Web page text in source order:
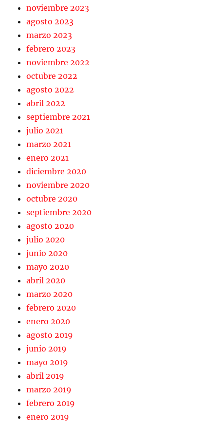
noviembre 2023
agosto 2023
marzo 2023
febrero 2023
noviembre 2022
octubre 2022
agosto 2022
abril 2022
septiembre 2021
julio 2021
marzo 2021
enero 2021
diciembre 2020
noviembre 2020
octubre 2020
septiembre 2020
agosto 2020
julio 2020
junio 2020
mayo 2020
abril 2020
marzo 2020
febrero 2020
enero 2020
agosto 2019
junio 2019
mayo 2019
abril 2019
marzo 2019
febrero 2019
enero 2019